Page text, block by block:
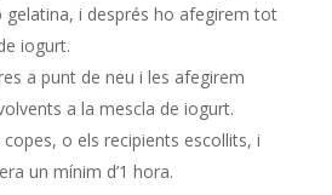
i després ho afegirem tot
iogurt.
a punt de neu i les afegirem
a la mescla de iogurt.
o els recipients escollits, i
un mínim d’1 hora.